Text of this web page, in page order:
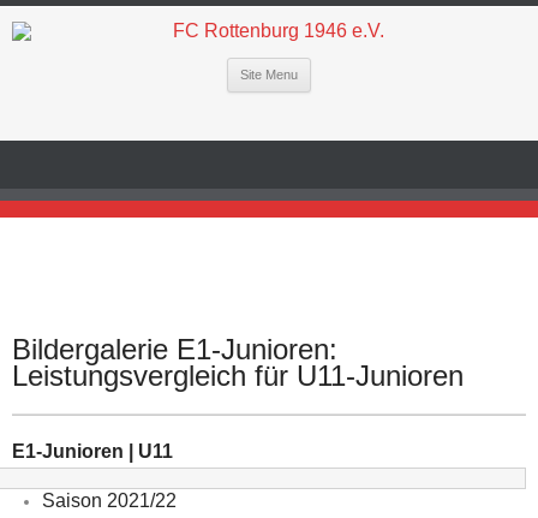
Site Menu
Bildergalerie E1-Junioren:
Leistungsvergleich für U11-Junioren
E1-Junioren | U11
Saison 2021/22